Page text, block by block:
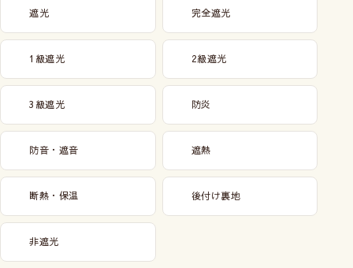
遮光 完全遮光
1級遮光 2級遮光
3級遮光 防炎
防音・遮音 遮熱
断熱・保温 後付け裏地
非遮光